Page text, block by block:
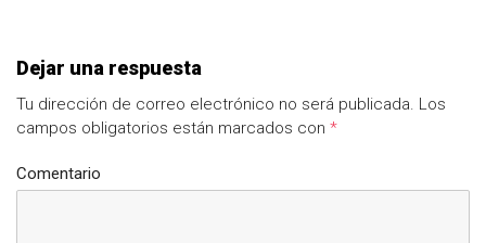
Dejar una respuesta
Tu dirección de correo electrónico no será publicada. Los
campos obligatorios están marcados con *
Comentario